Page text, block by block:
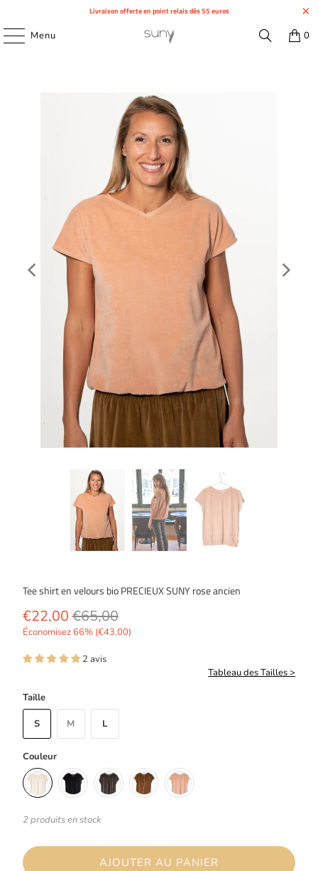
Livraison offerte en point relais dès 55 euros
Menu 0
Tee shirt en velours bio PRECIEUX SUNY rose ancien
€22,00 €65,00
Économisez 66% (€43,00)
2 avis
Tableau des Tailles >
Taille
S M L
Couleur
2 produits en stock
AJOUTER AU PANIER